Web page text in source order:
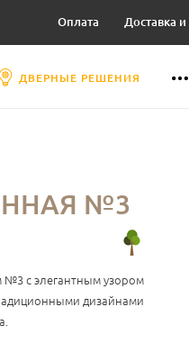
Оплата Доставка и
ДВЕРНЫЕ РЕШЕНИЯ
№3
№3 с элегантным узором
дизайнами